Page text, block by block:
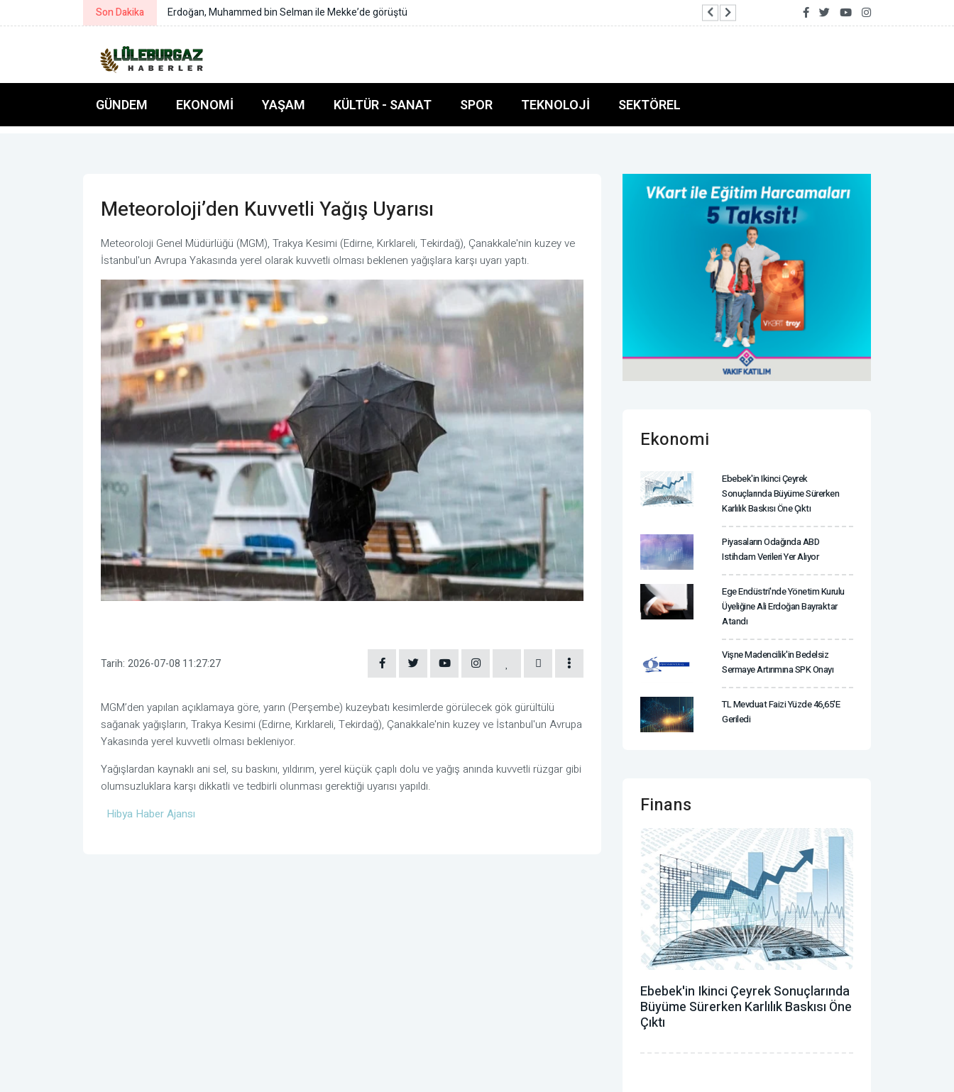
Son Dakika Ordu ve Yozgat’ta drift yapan sürücülere 560 bin lira ceza Televizyon ve radyo yayınları yeni nesil
GÜNDEM EKONOMI YAŞAM KÜLTÜR - SANAT SPOR TEKNOLOJI SEKTÖREL
Meteoroloji’den Kuvvetli Yağış Uyarısı
Meteoroloji Genel Müdürlüğü (MGM), Trakya Kesimi (Edirne, Kırklareli, Tekirdağ), Çanakkale'nin kuzey ve
İstanbul'un Avrupa Yakasında yerel olarak kuvvetli olması beklenen yağışlara karşı uyarı yaptı.
Tarih: 2026-07-08 11:27:27
MGM’den yapılan açıklamaya göre, yarın (Perşembe) kuzeybatı kesimlerde görülecek gök gürültülü
sağanak yağışların, Trakya Kesimi (Edirne, Kırklareli, Tekirdağ), Çanakkale'nin kuzey ve İstanbul'un Avrupa
Yakasında yerel kuvvetli olması bekleniyor.
Yağışlardan kaynaklı ani sel, su baskını, yıldırım, yerel küçük çaplı dolu ve yağış anında kuvvetli rüzgar gibi
olumsuzluklara karşı dikkatli ve tedbirli olunması gerektiği uyarısı yapıldı.
Hibya Haber Ajansı
Ekonomi
Ebebek'in Ikinci Çeyrek
Sonuçlarında Büyüme Sürerken
Karlılık Baskısı Öne Çıktı
Piyasaların Odağında ABD
Istihdam Verileri Yer Alıyor
Ege Endüstri'nde Yönetim Kurulu
Üyeliğine Ali Erdoğan Bayraktar
Atandı
Vişne Madencilik'in Bedelsiz
Sermaye Artırımına SPK Onayı
TL Mevduat Faizi Yüzde 46,65'e
Geriledi
Finans
Ebebek'in Ikinci Çeyrek Sonuçlarında
Büyüme Sürerken Karlılık Baskısı Öne
Çıktı